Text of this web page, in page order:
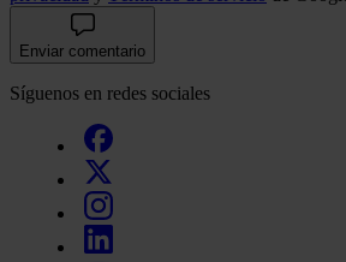
Enviar comentario
Síguenos en redes sociales